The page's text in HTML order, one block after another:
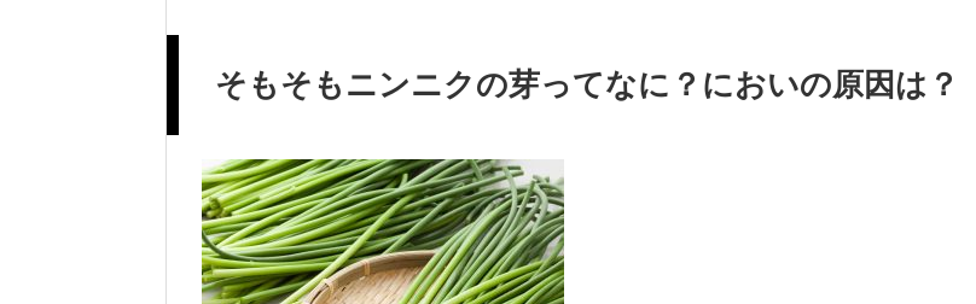
そもそもニンニクの芽ってなに？においの原因は？